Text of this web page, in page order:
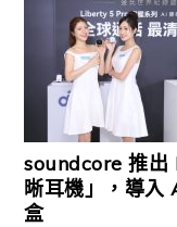
soundcore 推
晰耳機」，導入
盒